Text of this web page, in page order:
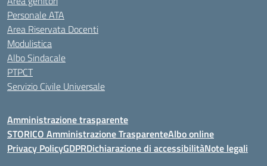
Personale ATA
Area Riservata Docenti
Modulistica
Albo Sindacale
PTPCT
Servizio Civile Universale
Amministrazione trasparente
STORICO Amministrazione TrasparenteAlbo online
Privacy PolicyGDPRDichiarazione di accessibilitàNote legali